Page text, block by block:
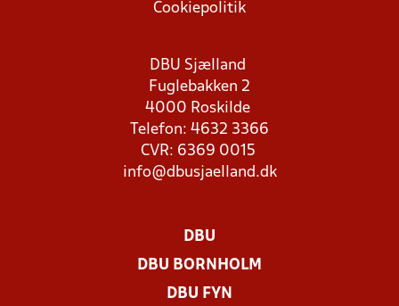
Cookiepolitik
DBU Sjælland
Fuglebakken 2
4000 Roskilde
Telefon: 4632 3366
CVR: 6369 0015
info@dbusjaelland.dk
DBU
DBU BORNHOLM
DBU FYN